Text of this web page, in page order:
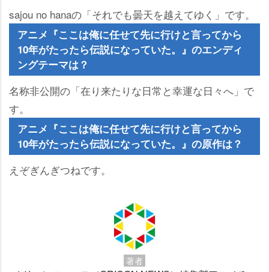
sajou no hanaの「それでも曇天を越えてゆく」です。
アニメ『ここは俺に任せて先に行けと言ってから
10年がたったら伝説になっていた。』のエンディ
ングテーマは？
名称非公開の「在り来たりな日常と幸運な日々へ」で
す。
アニメ『ここは俺に任せて先に行けと言ってから
10年がたったら伝説になっていた。』の原作は？
えぞぎんぎつねです。
著者